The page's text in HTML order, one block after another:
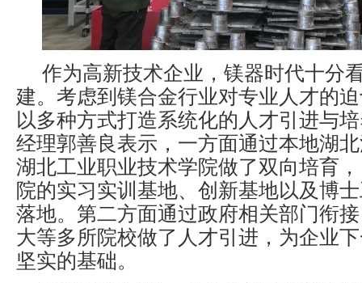
作为高新技术企业，镁器时代十分
建。考虑到镁合金行业对专业人才的
以多种方式打造系统化的人才引进与
经理郭善良表示，一方面通过本地湖
湖北工业职业技术学院做了双向培育
院的实习实训基地、创新基地以及博
落地。第二方面通过政府相关部门衔
大等多所院校做了人才引进，为企业
坚实的基础。